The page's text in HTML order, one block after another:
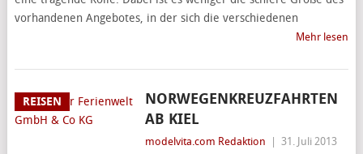
vorhandenen Angebotes, in der sich die verschiedenen
Mehr lesen
REISEN
NORWEGENKREUZFAHRTEN
AB KIEL
modelvita.com Redaktion 31. Juli 2013